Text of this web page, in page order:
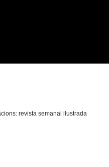
revista semanal ilustrada